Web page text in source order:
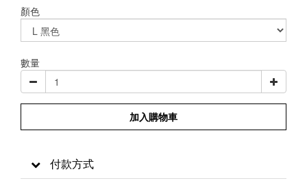
顏色
數量
加入購物車
付款方式